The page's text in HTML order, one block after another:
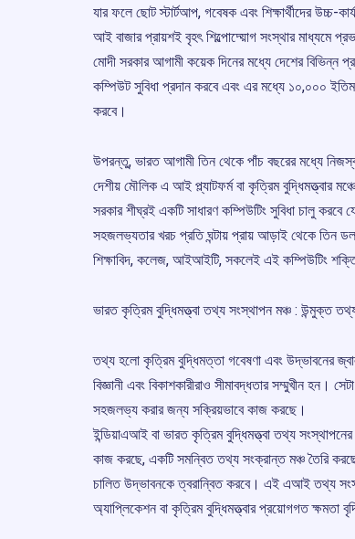
যার ফলে ছোট স্টার্টআপ, গবেষক এবং শিক্ষার্থীদের উচ্চ-
আই বাজার প্রায়শই বৃহৎ শিল্পোদ্য়োগ সংস্থার মাধ্যমে
মোদী সরকার আগামী কয়েক দিনের মধ্যে দেশের বিভিন্ন
কম্পিউট সুবিধা প্রদান করবে এবং এর মধ্যে ১০,০০০
করবে।
উপরন্তু, ভারত আগামী তিন থেকে পাঁচ বছরের মধ্যে
দেশীয় মৌলিক এ আই প্ল্যাটফর্ম বা কৃত্রিম বুদ্ধিমত্ত্বার
সরকার শীঘ্রই একটি সাধারণ কম্পিউটিং সুবিধা চালু করবে
সহজলভ্যতার খরচ প্রতি ঘন্টায় প্রায় আড়াই থেকে তিন
শিক্ষাবিদ, কলেজ, আইআইটি, সকলেই এই কম্পিউটিং
ভারত কৃত্রিম বুদ্ধিমত্ত্বা তথ্য সংস্থাপন মঞ্চ : উন্মুক্ত
তথ্য হলো কৃত্রিম বুদ্ধিমত্তা গবেষণা এবং উদ্ভাবনের
বিজ্ঞানী এবং বিকাশকারীরাও সীমাবদ্ধতার সম্মুখীন
সহজলভ্য করার জন্য সক্রিয়ভাবে কাজ করছে।
ইন্ডিয়াএআই বা ভারত কৃত্রিম বুদ্ধিমত্ত্বা তথ্য
কাজ করছে, একটি সমন্বিত তথ্য সংক্রান্ত মঞ্চ তৈরি
চালিত উদ্ভাবনকে ত্বরান্বিত করবে। এই এআই তথ্য
অ্যাপ্লিকেশন বা কৃত্রিম বুদ্ধিমত্ত্বার প্রয়োগগত ক্ষমতা